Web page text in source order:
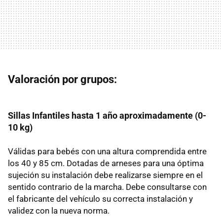
Valoración por grupos:
Sillas Infantiles hasta 1 año aproximadamente (0-
10 kg)
Válidas para bebés con una altura comprendida entre
los 40 y 85 cm. Dotadas de arneses para una óptima
sujeción su instalación debe realizarse siempre en el
sentido contrario de la marcha. Debe consultarse con
el fabricante del vehículo su correcta instalación y
validez con la nueva norma.